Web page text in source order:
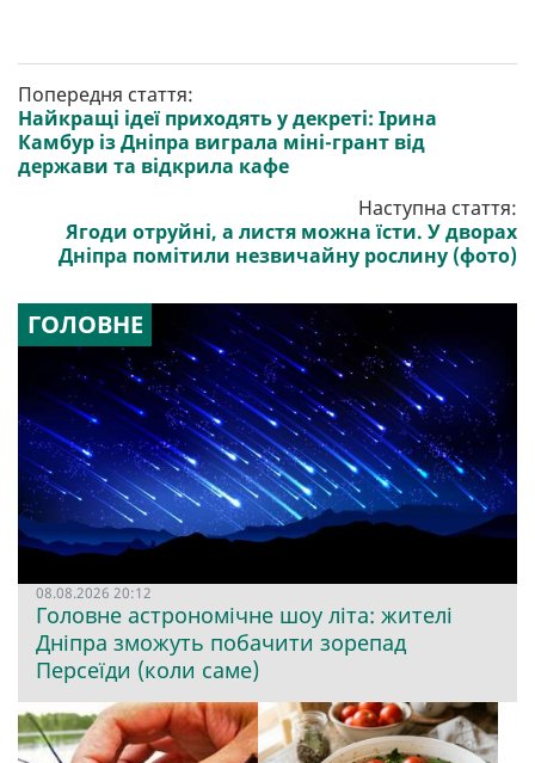
Попередня стаття:
Найкращі ідеї приходять у декреті: Ірина
Камбур із Дніпра виграла міні-грант від
держави та відкрила кафе
Наступна стаття:
Ягоди отруйні, а листя можна їсти. У дворах
Дніпра помітили незвичайну рослину (фото)
ГОЛОВНЕ
08.08.2026 20:12
Головне астрономічне шоу літа: жителі
Дніпра зможуть побачити зорепад
Персеїди (коли саме)